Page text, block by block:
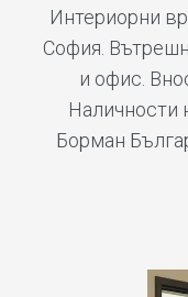
Интериорни
София.
и офис.
Наличности
Борман